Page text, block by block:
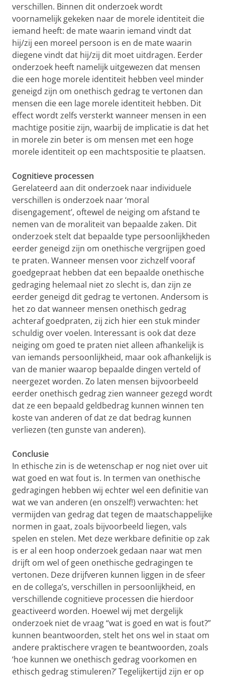
verschillen. Binnen dit onderzoek wordt
voornamelijk gekeken naar de morele identiteit die
iemand heeft: de mate waarin iemand vindt dat
hij/zij een moreel persoon is en de mate waarin
diegene vindt dat hij/zij dit moet uitdragen. Eerder
onderzoek heeft namelijk uitgewezen dat mensen
die een hoge morele identiteit hebben veel minder
geneigd zijn om onethisch gedrag te vertonen dan
mensen die een lage morele identiteit hebben. Dit
effect wordt zelfs versterkt wanneer mensen in een
machtige positie zijn, waarbij de implicatie is dat het
in morele zin beter is om mensen met een hoge
morele identiteit op een machtspositie te plaatsen.
Cognitieve processen
Gerelateerd aan dit onderzoek naar individuele
verschillen is onderzoek naar ‘moral
disengagement’, oftewel de neiging om afstand te
nemen van de moraliteit van bepaalde zaken. Dit
onderzoek stelt dat bepaalde type persoonlijkheden
eerder geneigd zijn om onethische vergrijpen goed
te praten. Wanneer mensen voor zichzelf vooraf
goedgepraat hebben dat een bepaalde onethische
gedraging helemaal niet zo slecht is, dan zijn ze
eerder geneigd dit gedrag te vertonen. Andersom is
het zo dat wanneer mensen onethisch gedrag
achteraf goedpraten, zij zich hier een stuk minder
schuldig over voelen. Interessant is ook dat deze
neiging om goed te praten niet alleen afhankelijk is
van iemands persoonlijkheid, maar ook afhankelijk is
van de manier waarop bepaalde dingen verteld of
neergezet worden. Zo laten mensen bijvoorbeeld
eerder onethisch gedrag zien wanneer gezegd wordt
dat ze een bepaald geldbedrag kunnen winnen ten
koste van anderen of dat ze dat bedrag kunnen
verliezen (ten gunste van anderen).
Conclusie
In ethische zin is de wetenschap er nog niet over uit
wat goed en wat fout is. In termen van onethische
gedragingen hebben wij echter wel een definitie van
wat we van anderen (en onszelf!) verwachten: het
vermijden van gedrag dat tegen de maatschappelijke
normen in gaat, zoals bijvoorbeeld liegen, vals
spelen en stelen. Met deze werkbare definitie op zak
is er al een hoop onderzoek gedaan naar wat men
drijft om wel of geen onethische gedragingen te
vertonen. Deze drijfveren kunnen liggen in de sfeer
en de collega’s, verschillen in persoonlijkheid, en
verschillende cognitieve processen die hierdoor
geactiveerd worden. Hoewel wij met dergelijk
onderzoek niet de vraag “wat is goed en wat is fout?”
kunnen beantwoorden, stelt het ons wel in staat om
andere praktischere vragen te beantwoorden, zoals
‘hoe kunnen we onethisch gedrag voorkomen en
ethisch gedrag stimuleren?’ Tegelijkertijd zijn er op